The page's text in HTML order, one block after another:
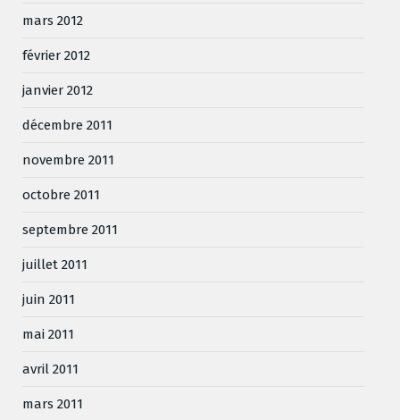
mars 2012
février 2012
janvier 2012
décembre 2011
novembre 2011
octobre 2011
septembre 2011
juillet 2011
juin 2011
mai 2011
avril 2011
mars 2011